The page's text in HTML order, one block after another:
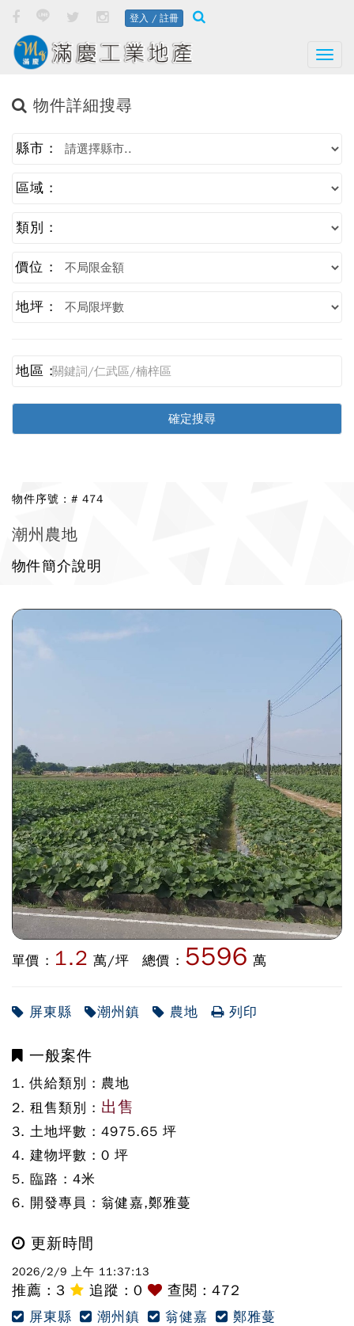
登入 / 註冊
物件詳細搜尋
縣市 :
區域 :
類別 :
價位 :
地坪 :
地區 :
物件序號 : # 474
潮州農地
物件簡介說明
單價 : 1.2 萬/坪 總價 : 5596 萬
屏東縣 潮州鎮 農地 列印
一般案件
1. 供給類別 : 農地
2. 租售類別 : 出售
3. 土地坪數 : 4975.65 坪
4. 建物坪數 : 0 坪
5. 臨路 : 4米
6. 開發專員 : 翁健嘉,鄭雅蔓
更新時間
2026/2/9 上午 11:37:13
推薦 : 3 追蹤 : 0 查閱 : 472
屏東縣 潮州鎮 翁健嘉 鄭雅蔓